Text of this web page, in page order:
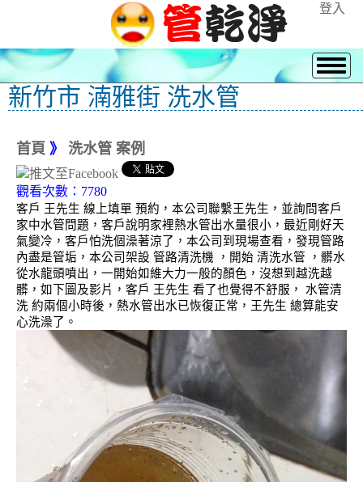
登入
新竹市 湳雅街 洗水管
首頁 》 洗水管 案例
觀看次數：7780
客戶 王先生 線上填單 預約，本公司聯繫王先生，並詢問客戶
家中水管問題，客戶說明家裡熱水管出水量很小，最近剛好天
氣變冷，客戶怕洗個澡著涼了，本公司到現場查看，發現管路
內盡是管垢，本公司架設 管路清洗機 ，開始 清洗水管 ，髒水
從水龍頭噴出，一開始如維大力一般的顏色，沒想到越洗越
髒，如下圖及影片，客戶 王先生 看了也覺得不舒服， 水管清
洗 約兩個小時後，熱水管出水已恢復正常，王先生 總算能安
心洗澡了。